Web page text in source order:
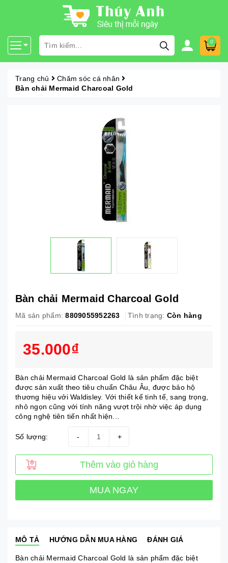
0
Trang chủ
Chăm sóc cá nhân
Bàn chải Mermaid Charcoal Gold
Bàn chải Mermaid Charcoal Gold
Mã sản phẩm: 8809055952263 Tình trạng: Còn hàng
35.000₫
Bàn chải Mermaid Charcoal Gold là sản phẩm đặc biệt
được sản xuất theo tiêu chuẩn Châu Âu, được bảo hộ
thương hiệu vởi Waldisley. Với thiết kế tinh tế, sang trọng,
nhỏ ngọn cũng với tính năng vượt trội nhờ việc áp dụng
công nghệ tiên tiến nhất hiện...
Số lượng: +
-
Thêm vào giỏ hàng
MUA NGAY
MÔ TẢ HƯỚNG DẪN MUA HÀNG ĐÁNH GIÁ
Bàn chải Mermaid Charcoal Gold là sản phẩm đặc biệt